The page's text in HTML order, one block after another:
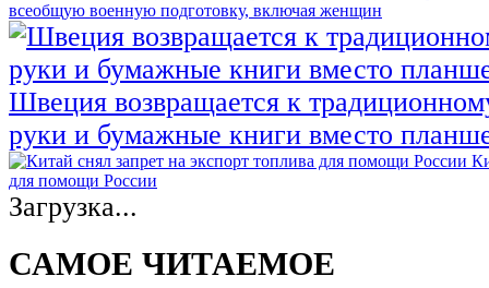
всеобщую военную подготовку, включая женщин
Швеция возвращается к
руки и бумажные книги вместо
для помощи России
Загрузка...
САМОЕ ЧИТАЕМОЕ